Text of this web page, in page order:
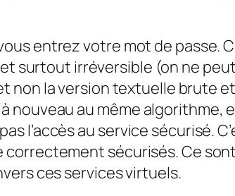
entrez votre mot de passe.
surtout irréversible (on ne
non la version textuelle brute
au même algorithme,
l’accès au service sécurisé.
correctement sécurisés. Ce
ces services virtuels.